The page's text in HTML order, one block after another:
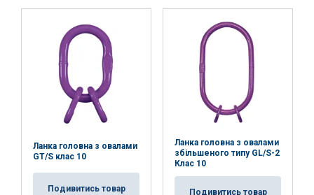
Ланка головна з овалами
GT/S клас 10
Подивитись товар
Ланка головна з овалами
збільшеного типу GL/S-2
Клас 10
Подивитись товар
Ciebie z ich usług. Polityka prywatności
Niezbędne Targetowanie
Funkcjonalność Niesklasyfikowane
AKCEPTUJ WSZYSTKIE